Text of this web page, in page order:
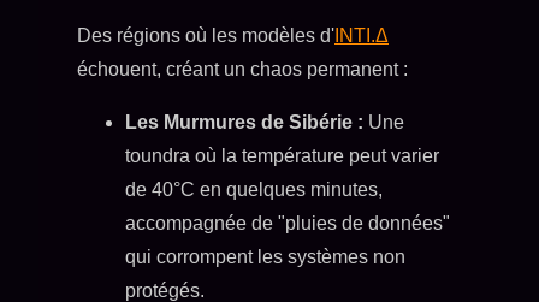
Des régions où les modèles d' INTI.Δ
échouent, créant un chaos permanent :
Les Murmures de Sibérie : Une
toundra où la température peut varier
de 40°C en quelques minutes,
accompagnée de "pluies de données"
qui corrompent les systèmes non
protégés.